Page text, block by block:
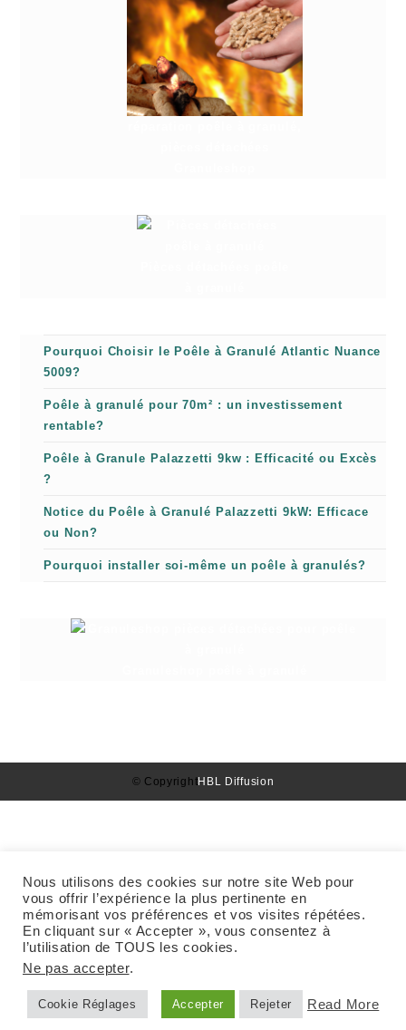
Pourquoi Choisir le Poêle à Granulé Atlantic Nuance
5009?
Poêle à granulé pour 70m² : un investissement
rentable?
Poêle à Granule Palazzetti 9kw : Efficacité ou Excès
?
Notice du Poêle à Granulé Palazzetti 9kW: Efficace
ou Non?
Pourquoi installer soi-même un poêle à granulés?
© CopyrightHBL Diffusion
Nous utilisons des cookies sur notre site Web pour
vous offrir l’expérience la plus pertinente en
mémorisant vos préférences et vos visites répétées.
En cliquant sur « Accepter », vous consentez à
l’utilisation de TOUS les cookies.
Ne pas accepter.
Cookie Réglages Accepter Rejeter Read More